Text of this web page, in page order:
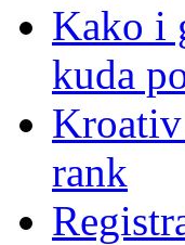
Kako i
kuda
rank